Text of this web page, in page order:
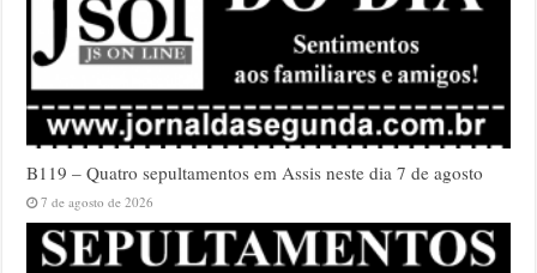
B119 – Quatro sepultamentos em Assis neste dia 7 de agosto
7 de agosto de 2026